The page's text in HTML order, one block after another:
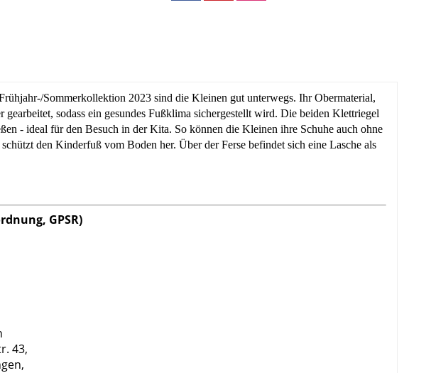
Sommerkollektion 2023 sind die Kleinen gut unterwegs. Ihr Obermaterial,
sodass ein gesundes Fußklima sichergestellt wird. Die beiden Klettriegel
- ideal für den Besuch in der Kita. So können die Kleinen ihre Schuhe auch ohne
den Kinderfuß vom Boden her. Über der Ferse befindet sich eine Lasche als
GPSR)
43,